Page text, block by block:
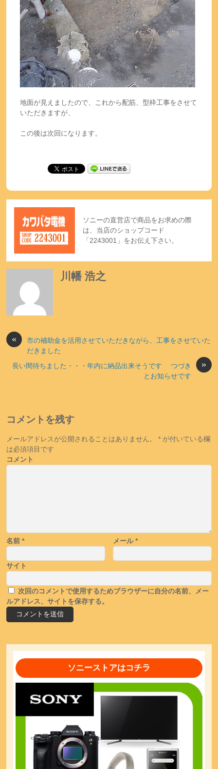
地面が見えましたので、これから配筋、型枠工事をさせて
いただきますが、
この後は次回になります。
ソニーの直営店で商品をお求めの際
は、当店のショップコード
「2243001」をお伝え下さい。
川幡 浩之
«
市の補助金を活用させていただきながら、工事をさせていた
だきました
»
長い間待ちました・・・年内に納品出来そうです つづき
とお知らせです
コメントを残す
メールアドレスが公開されることはありません。 * が付いている欄
は必須項目です
コメント
名前* メール*
サイト
次回のコメントで使用するためブラウザーに自分の名前、メー
ルアドレス、サイトを保存する。
ソニーストアはコチラ